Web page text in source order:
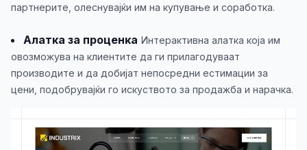
партнерите, олеснувајќи им на купување и соработка.
Алатка за проценка Интерактивна алатка која им
овозможува на клиентите да ги прилагодуваат
производите и да добијат непосредни естимации за
цени, подобрувајќи го искуството за продажба и нарачка.